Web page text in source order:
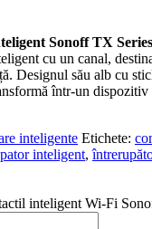
Sonoff TX
cu un canal,
Designul său alb cu
într-un dispozitiv
inteligente Etichete:
inteligent,
inteligent Wi-Fi